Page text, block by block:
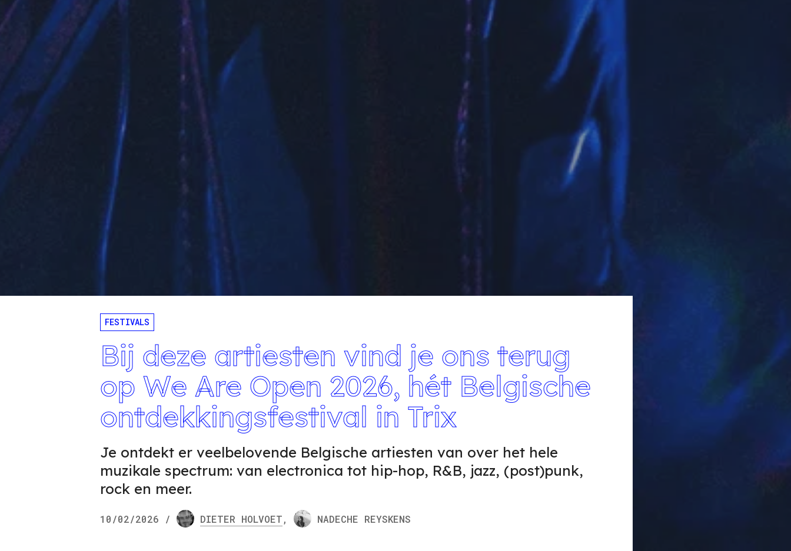
FESTIVALS
Bij deze artiesten vind je ons terug
op We Are Open 2026, hét Belgische
ontdekkingsfestival in Trix
Je ontdekt er veelbelovende Belgische artiesten van over het hele
muzikale spectrum: van electronica tot hip-hop, R&B, jazz, (post)punk,
rock en meer.
10/02/2026 / DIETER HOLVOET, NADECHE REYSKENS